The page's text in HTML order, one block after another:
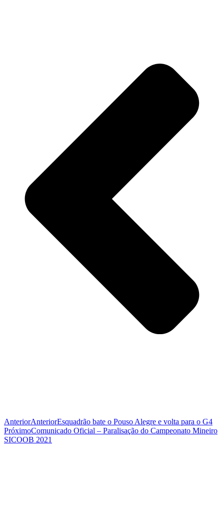
AnteriorAnteriorEsquadrão bate o Pouso Alegre e volta para o G4
PróximoComunicado Oficial – Paralisação do Campeonato Mineiro
SICOOB 2021